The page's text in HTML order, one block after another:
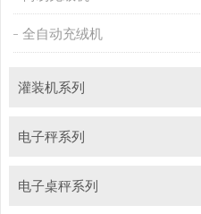
全自动充绒机
灌装机系列
电子秤系列
电子桌秤系列